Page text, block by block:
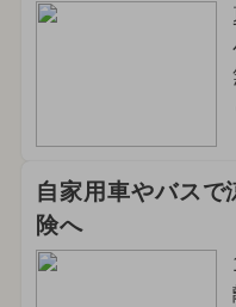
自家用車やバスで
険へ